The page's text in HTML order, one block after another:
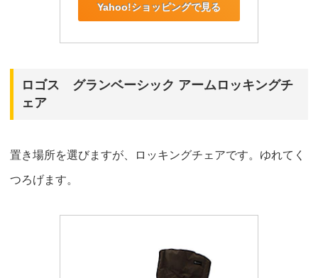
Yahoo!ショッピングで見る
ロゴス グランベーシック アームロッキングチ
ェア
置き場所を選びますが、ロッキングチェアです。ゆれてく
つろげます。